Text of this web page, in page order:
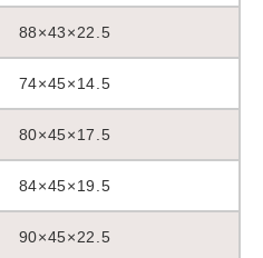
88×43×22.5
74×45×14.5
80×45×17.5
84×45×19.5
90×45×22.5